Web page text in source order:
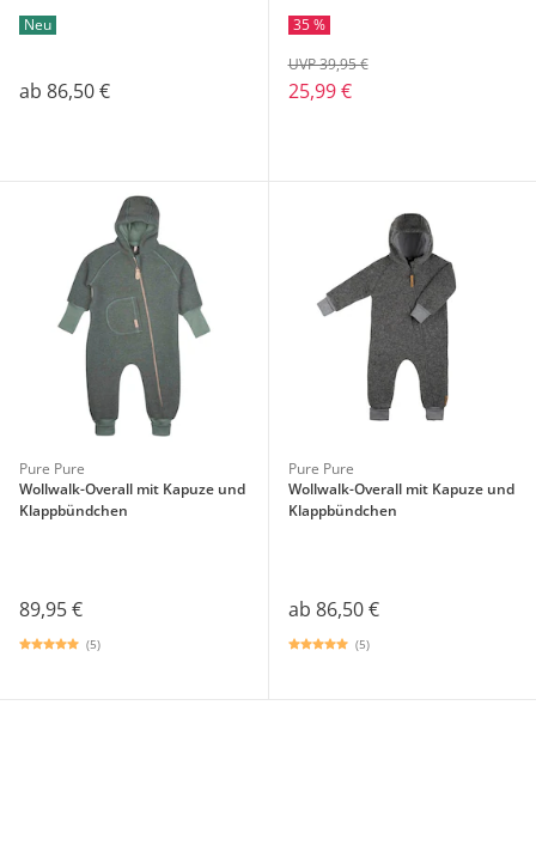
Neu
ab 86,50 €
35 %
25,99 €
UVP 39,95 €
Pure Pure
Wollwalk-Overall mit Kapuze und
Klappbündchen
89,95 €
(5)
Pure Pure
Wollwalk-Overall mit Kapuze und
Klappbündchen
ab 86,50 €
(5)